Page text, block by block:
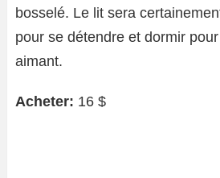
bosselé. Le lit sera
pour se détendre et dormir
aimant.
Acheter: 16 $